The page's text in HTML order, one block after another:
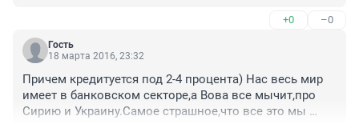
+0 –0
Гость
18 марта 2016, 23:32
Причем кредитуется под 2-4 процента) Нас весь мир
имеет в банковском секторе,а Вова все мычит,про
Сирию и Украину.Самое страшное,что все это мы